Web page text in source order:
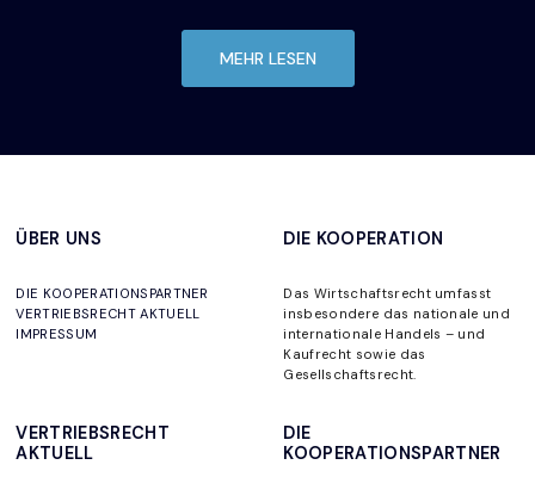
MEHR LESEN
ÜBER UNS
DIE KOOPERATIONSPARTNER
VERTRIEBSRECHT AKTUELL
IMPRESSUM
DIE KOOPERATION
Das Wirtschaftsrecht umfasst
insbesondere das nationale und
internationale Handels – und
Kaufrecht sowie das
Gesellschaftsrecht.
VERTRIEBSRECHT
AKTUELL
DIE
KOOPERATIONSPARTNER